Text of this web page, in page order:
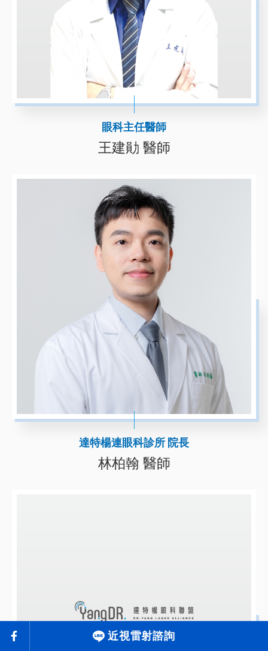
眼科主任醫師
王建勛 醫師
達特楊連眼科診所 院長
林柏翰 醫師
近視雷射諮詢